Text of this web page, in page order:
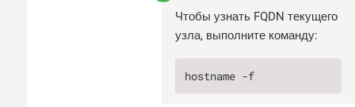
Чтобы узнать FQDN текущего
узла, выполните команду:
hostname -f